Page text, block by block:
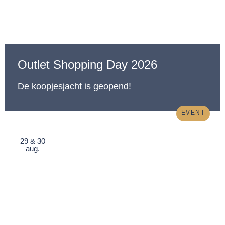
Outlet Shopping Day 2026
De koopjesjacht is geopend!
EVENT
29 & 30
aug.